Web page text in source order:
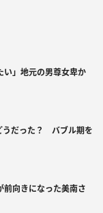
い」地元の男尊女卑か
うだった？ バブル期を
前向きになった美南さ